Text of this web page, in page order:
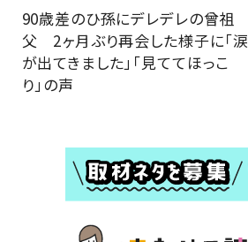
90歳差のひ孫にデレデレの曾祖
父 2ヶ月ぶり再会した様子に「涙
が出てきました」「見ててほっこ
り」の声